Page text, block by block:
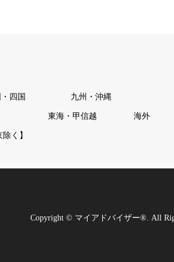
四国 九州・沖縄
東海・甲信越 海外
く】
Copyright © マイアドバイザー® . All